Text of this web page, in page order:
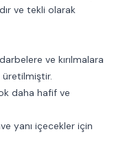
ve tekli olarak
ve kırılmalara
üretilmiştir.
daha hafif ve
yanı içecekler için